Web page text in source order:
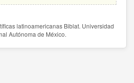
latinoamericanas Biblat. Universidad
Autónoma de México.